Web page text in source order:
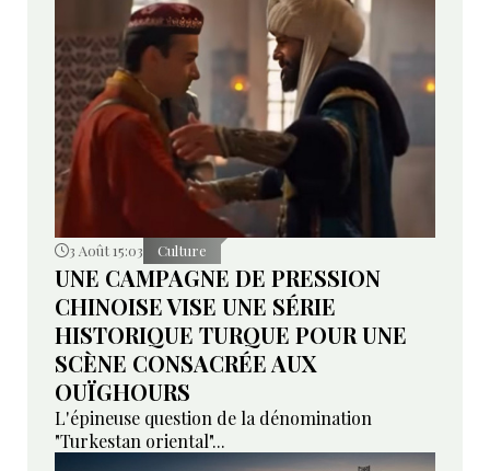
3 Août 15:03 Culture
UNE CAMPAGNE DE PRESSION
CHINOISE VISE UNE SÉRIE
HISTORIQUE TURQUE POUR UNE
SCÈNE CONSACRÉE AUX
OUÏGHOURS
L'épineuse question de la dénomination
"Turkestan oriental"...